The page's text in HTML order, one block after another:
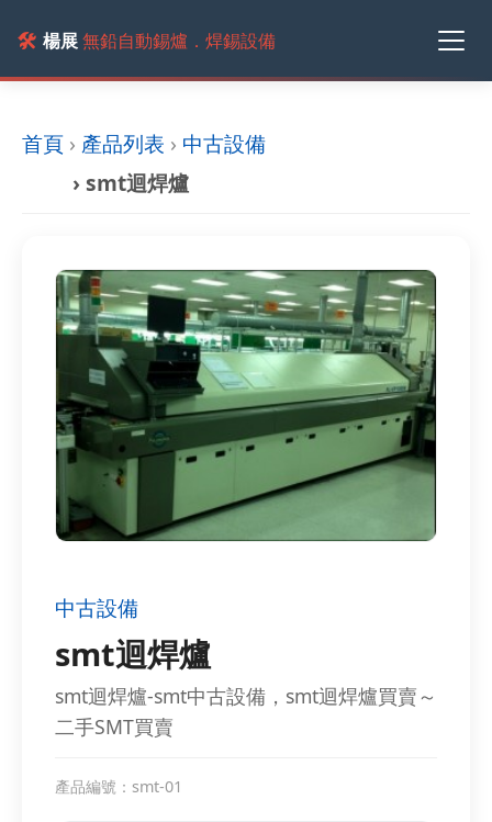
🛠️ 楊展無鉛自動錫爐．焊錫設備
首頁 › 產品列表 › 中古設備
› smt迴焊爐
中古設備
smt迴焊爐
smt迴焊爐-smt中古設備，smt迴焊爐買賣～
二手SMT買賣
產品編號：smt-01